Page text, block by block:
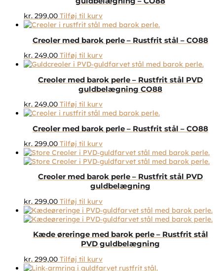
kr. 299,00 Tilføj til kurv
Creoler med barok perle – Rustfrit stål – CO88
kr. 249,00 Tilføj til kurv
Creoler med barok perle – Rustfrit stål PVD
guldbelægning CO88
kr. 249,00 Tilføj til kurv
Creoler med barok perle – Rustfrit stål – CO88
kr. 299,00 Tilføj til kurv
Creoler med barok perle – Rustfrit stål PVD
guldbelægning
kr. 299,00 Tilføj til kurv
Kæde øreringe med barok perle – Rustfrit stål
PVD guldbelægning
kr. 299,00 Tilføj til kurv